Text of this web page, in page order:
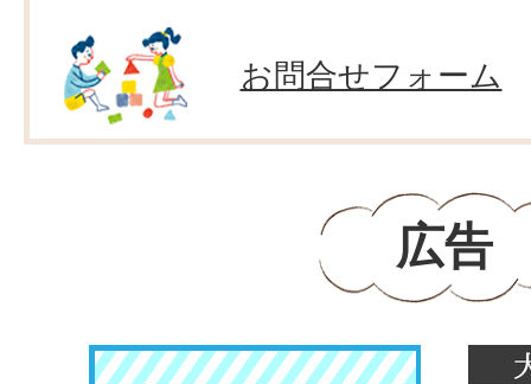
お問合せフォーム
広告